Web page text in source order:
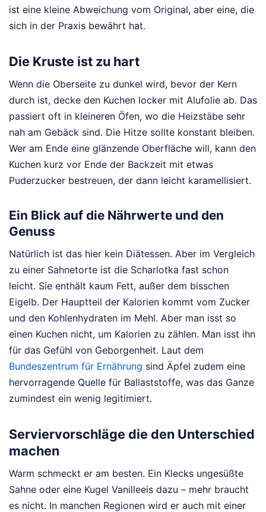
ist eine kleine Abweichung vom Original, aber eine, die
sich in der Praxis bewährt hat.
Die Kruste ist zu hart
Wenn die Oberseite zu dunkel wird, bevor der Kern
durch ist, decke den Kuchen locker mit Alufolie ab. Das
passiert oft in kleineren Öfen, wo die Heizstäbe sehr
nah am Gebäck sind. Die Hitze sollte konstant bleiben.
Wer am Ende eine glänzende Oberfläche will, kann den
Kuchen kurz vor Ende der Backzeit mit etwas
Puderzucker bestreuen, der dann leicht karamellisiert.
Ein Blick auf die Nährwerte und den
Genuss
Natürlich ist das hier kein Diätessen. Aber im Vergleich
zu einer Sahnetorte ist die Scharlotka fast schon
leicht. Sie enthält kaum Fett, außer dem bisschen
Eigelb. Der Hauptteil der Kalorien kommt vom Zucker
und den Kohlenhydraten im Mehl. Aber man isst so
einen Kuchen nicht, um Kalorien zu zählen. Man isst ihn
für das Gefühl von Geborgenheit. Laut dem
Bundeszentrum für Ernährung sind Äpfel zudem eine
hervorragende Quelle für Ballaststoffe, was das Ganze
zumindest ein wenig legitimiert.
Serviervorschläge die den Unterschied
machen
Warm schmeckt er am besten. Ein Klecks ungesüßte
Sahne oder eine Kugel Vanilleeis dazu – mehr braucht
es nicht. In manchen Regionen wird er auch mit einer